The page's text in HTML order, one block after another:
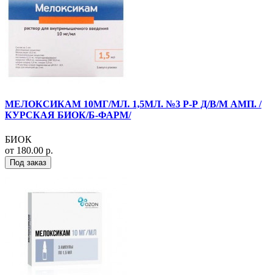
МЕЛОКСИКАМ 10МГ/МЛ. 1,5МЛ. №3 Р-Р Д/В/М АМП. /
КУРСКАЯ БИОК/Б-ФАРМ/
БИОК
от 180.00 р.
Под заказ